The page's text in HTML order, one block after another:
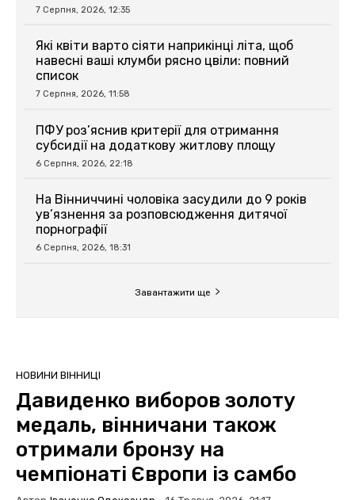
7 Серпня, 2026, 12:35
Які квіти варто сіяти наприкінці літа, щоб
навесні ваші клумби рясно цвіли: повний
список
7 Серпня, 2026, 11:58
ПФУ роз’яснив критерії для отримання
субсидії на додаткову житлову площу
6 Серпня, 2026, 22:18
На Вінниччині чоловіка засудили до 9 років
ув’язнення за розповсюдження дитячої
порнографії
6 Серпня, 2026, 18:31
Завантажити ще